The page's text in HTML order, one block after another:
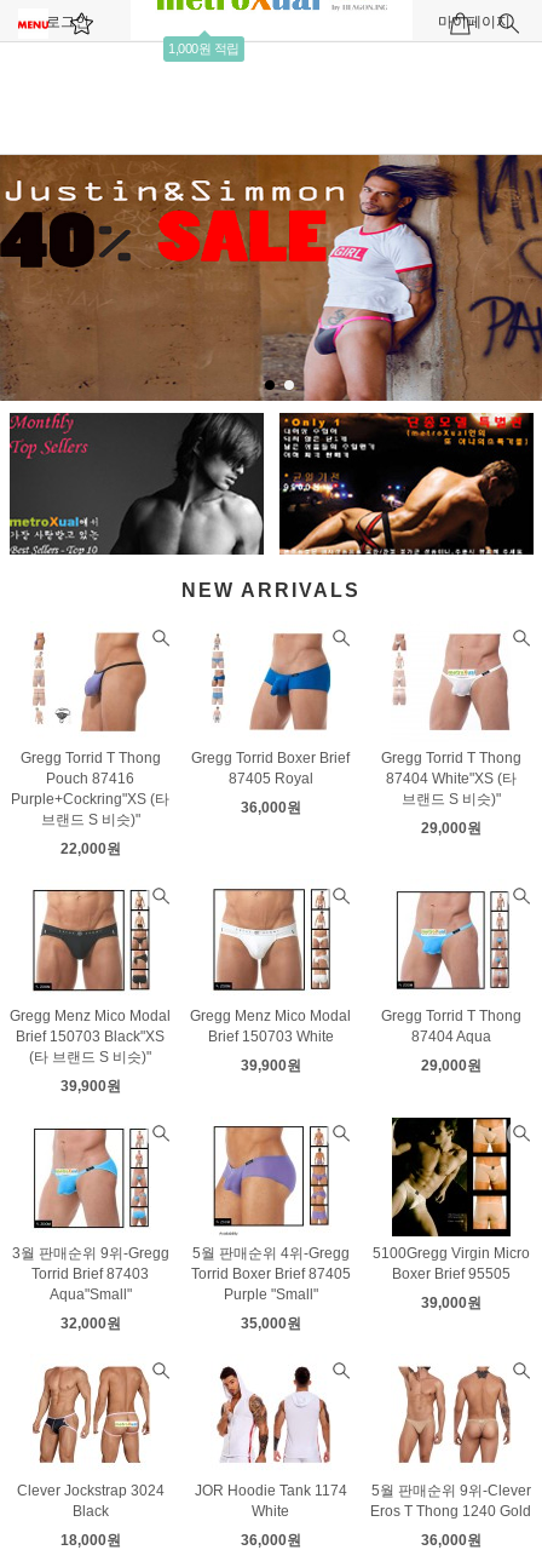
로그인
1,000원 적립
마이페이지
NEW ARRIVALS
Gregg Torrid T Thong
Pouch 87416
Purple+Cockring"XS (타
브랜드 S 비슷)"
22,000원
Gregg Torrid Boxer Brief
87405 Royal
36,000원
Gregg Torrid T Thong
87404 White"XS (타
브랜드 S 비슷)"
29,000원
Gregg Menz Mico Modal
Brief 150703 Black"XS
(타 브랜드 S 비슷)"
39,900원
Gregg Menz Mico Modal
Brief 150703 White
39,900원
Gregg Torrid T Thong
87404 Aqua
29,000원
3월 판매순위 9위-Gregg
Torrid Brief 87403
Aqua"Small"
32,000원
5월 판매순위 4위-Gregg
Torrid Boxer Brief 87405
Purple "Small"
35,000원
5100Gregg Virgin Micro
Boxer Brief 95505
39,000원
Clever Jockstrap 3024
Black
18,000원
JOR Hoodie Tank 1174
White
36,000원
5월 판매순위 9위-Clever
Eros T Thong 1240 Gold
36,000원